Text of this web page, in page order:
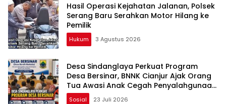
Hasil Operasi Kejahatan Jalanan, Polsek
Serang Baru Serahkan Motor Hilang ke
Pemilik
Hukum 3 Agustus 2026
Desa Sindanglaya Perkuat Program
Desa Bersinar, BNNK Cianjur Ajak Orang
Tua Awasi Anak Cegah Penyalahgunaan
Narkoba
Sosial 23 Juli 2026